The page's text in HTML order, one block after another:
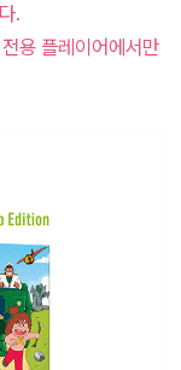
.
용 플레이어에서만